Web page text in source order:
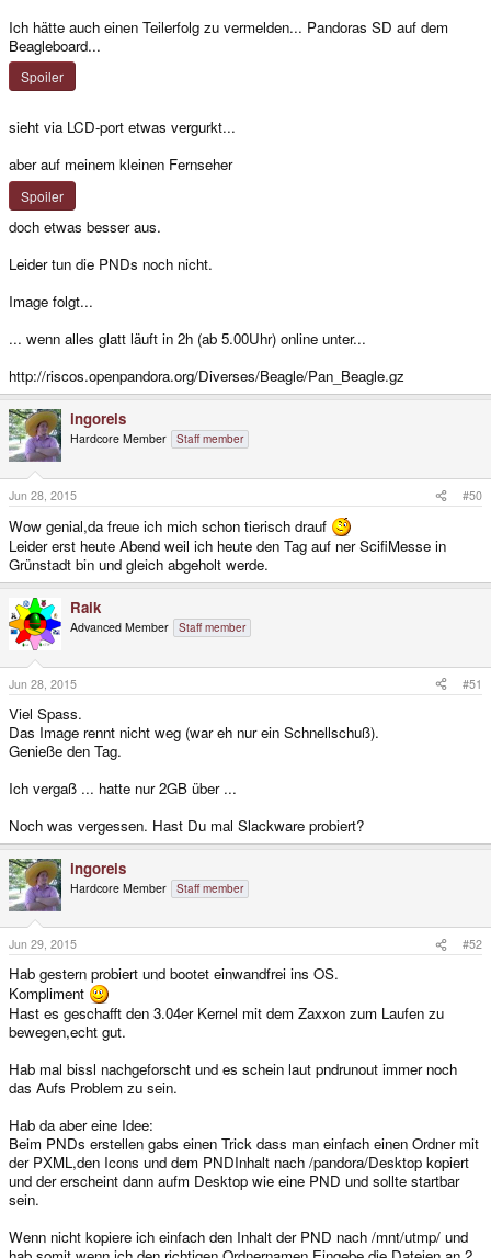
Ich hätte auch einen Teilerfolg zu vermelden... Pandoras SD auf dem
Beagleboard...
Spoiler
sieht via LCD-port etwas vergurkt...
aber auf meinem kleinen Fernseher
Spoiler
doch etwas besser aus.
Leider tun die PNDs noch nicht.
Image folgt...
... wenn alles glatt läuft in 2h (ab 5.00Uhr) online unter...
http://riscos.openpandora.org/Diverses/Beagle/Pan_Beagle.gz
ingoreis
Hardcore Member Staff member
Jun 28, 2015 #50
Wow genial,da freue ich mich schon tierisch drauf
Leider erst heute Abend weil ich heute den Tag auf ner ScifiMesse in
Grünstadt bin und gleich abgeholt werde.
Raik
Advanced Member Staff member
Jun 28, 2015 #51
Viel Spass.
Das Image rennt nicht weg (war eh nur ein Schnellschuß).
Genieße den Tag.
Ich vergaß ... hatte nur 2GB über ...
Noch was vergessen. Hast Du mal Slackware probiert?
ingoreis
Hardcore Member Staff member
Jun 29, 2015 #52
Hab gestern probiert und bootet einwandfrei ins OS.
Kompliment
Hast es geschafft den 3.04er Kernel mit dem Zaxxon zum Laufen zu
bewegen,echt gut.
Hab mal bissl nachgeforscht und es schein laut pndrunout immer noch
das Aufs Problem zu sein.
Hab da aber eine Idee:
Beim PNDs erstellen gabs einen Trick dass man einfach einen Ordner mit
der PXML,den Icons und dem PNDInhalt nach /pandora/Desktop kopiert
und der erscheint dann aufm Desktop wie eine PND und sollte startbar
sein.
Wenn nicht kopiere ich einfach den Inhalt der PND nach /mnt/utmp/ und